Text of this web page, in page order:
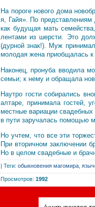
На пороге нового дома
я, Гайя». По
как будущая мать
лентами из шерсти. Это
(дурной знак!). Муж
молодая жена приобщалась
Наконец, пронуба вводила
семьи; к нему и обращала
Наутро гости собирались
алтаре, принимала гостей,
местные вариации
в пути заручалась помощью
Но учтем, что все эти
При вторичном заключении
Но в целом свадебные и
Теги: обыкновения магомира
Просмотров: 1992